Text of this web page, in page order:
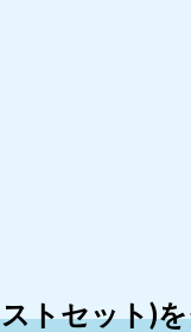
トセット)